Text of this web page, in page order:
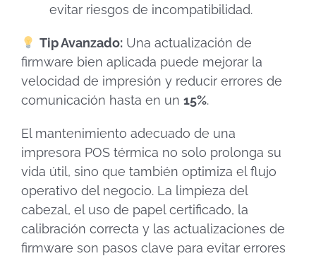
evitar riesgos de incompatibilidad.
Tip Avanzado:Una actualización de
firmware bien aplicada puede mejorar la
velocidad de impresión y reducir errores de
comunicación hasta en un 15%.
El mantenimiento adecuado de una
impresora POS térmica no solo prolonga su
vida útil, sino que también optimiza el flujo
operativo del negocio. La limpieza del
cabezal, el uso de papel certificado, la
calibración correcta y las actualizaciones de
firmware son pasos clave para evitar errores